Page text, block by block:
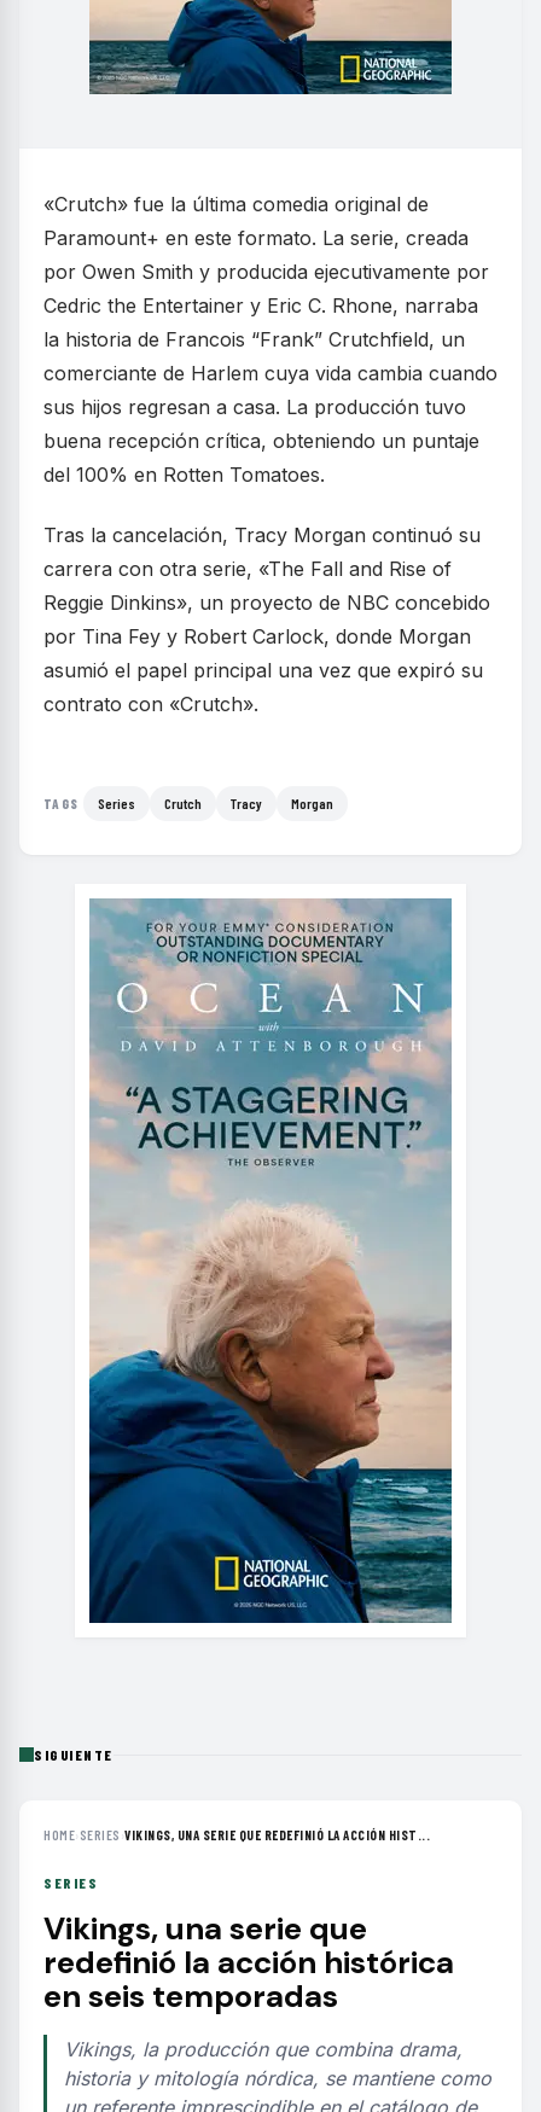
«Crutch» fue la última comedia original de
Paramount+ en este formato. La serie, creada
por Owen Smith y producida ejecutivamente por
Cedric the Entertainer y Eric C. Rhone, narraba
la historia de Francois “Frank” Crutchfield, un
comerciante de Harlem cuya vida cambia cuando
sus hijos regresan a casa. La producción tuvo
buena recepción crítica, obteniendo un puntaje
del 100% en Rotten Tomatoes.
Tras la cancelación, Tracy Morgan continuó su
carrera con otra serie, «The Fall and Rise of
Reggie Dinkins», un proyecto de NBC concebido
por Tina Fey y Robert Carlock, donde Morgan
asumió el papel principal una vez que expiró su
contrato con «Crutch».
TAGS Series Crutch Tracy Morgan
SIGUIENTE
HOME› SERIES ›VIKINGS, UNA SERIE QUE REDEFINIÓ LA ACCIÓN HIST...
SERIES
Vikings, una serie que
redefinió la acción histórica
en seis temporadas
Vikings, la producción que combina drama,
historia y mitología nórdica, se mantiene como
un referente imprescindible en el catálogo de